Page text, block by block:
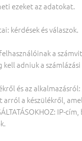
ezeket az adatokat.
kérdések és válaszok.
a
kell adniuk a
és az
a készülékről,
IP-